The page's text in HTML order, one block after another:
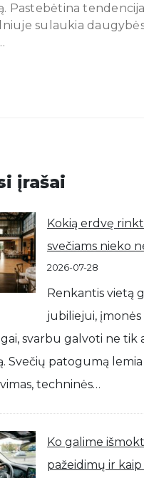
Pastebėtina
sulaukia
įrašai
Kokią erdvę
svečiams nieko
2026-07-28
Renkantis vietą
jubiliejui,
svarbu galvoti ne tik
Svečių patogumą lemia
techninės…
Ko galime
pažeidimų ir